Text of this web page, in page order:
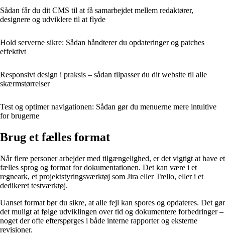
Sådan får du dit CMS til at få samarbejdet mellem redaktører,
designere og udviklere til at flyde
Hold serverne sikre: Sådan håndterer du opdateringer og patches
effektivt
Responsivt design i praksis – sådan tilpasser du dit website til alle
skærmstørrelser
Test og optimer navigationen: Sådan gør du menuerne mere intuitive
for brugerne
Brug et fælles format
Når flere personer arbejder med tilgængelighed, er det vigtigt at have et
fælles sprog og format for dokumentationen. Det kan være i et
regneark, et projektstyringsværktøj som Jira eller Trello, eller i et
dedikeret testværktøj.
Uanset format bør du sikre, at alle fejl kan spores og opdateres. Det gør
det muligt at følge udviklingen over tid og dokumentere forbedringer –
noget der ofte efterspørges i både interne rapporter og eksterne
revisioner.